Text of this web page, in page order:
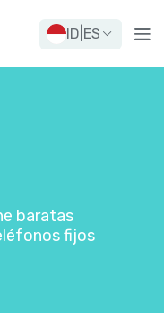
ID ES
baratas
fijos